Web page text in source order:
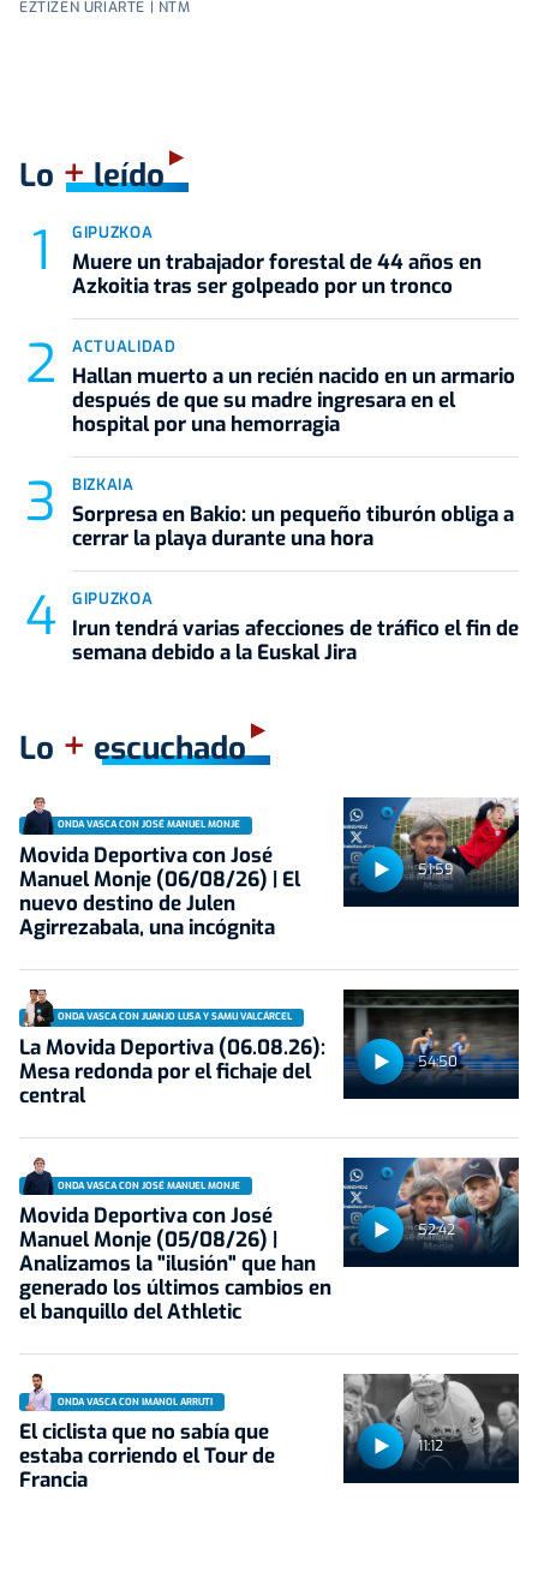
EZTIZEN URIARTE | NTM
Lo +leído
GIPUZKOA
Muere un trabajador forestal de 44 años en
Azkoitia tras ser golpeado por un tronco
ACTUALIDAD
Hallan muerto a un recién nacido en un armario
después de que su madre ingresara en el
hospital por una hemorragia
BIZKAIA
Sorpresa en Bakio: un pequeño tiburón obliga a
cerrar la playa durante una hora
GIPUZKOA
Irun tendrá varias afecciones de tráfico el fin de
semana debido a la Euskal Jira
Lo + escuchado
51:59
ONDA VASCA CON JOSÉ MANUEL MONJE
Movida Deportiva con José
Manuel Monje (06/08/26) | El
nuevo destino de Julen
Agirrezabala, una incógnita
54:50
ONDA VASCA CON JUANJO LUSA Y SAMU VALCÁRCEL
La Movida Deportiva (06.08.26):
Mesa redonda por el fichaje del
central
52:42
ONDA VASCA CON JOSÉ MANUEL MONJE
Movida Deportiva con José
Manuel Monje (05/08/26) |
Analizamos la "ilusión" que han
generado los últimos cambios en
el banquillo del Athletic
11:12
ONDA VASCA CON IMANOL ARRUTI
El ciclista que no sabía que
estaba corriendo el Tour de
Francia